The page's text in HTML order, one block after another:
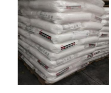
龙